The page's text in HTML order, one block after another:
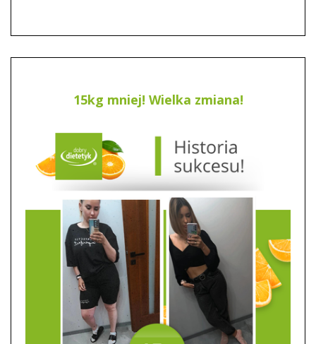
15kg mniej! Wielka zmiana!